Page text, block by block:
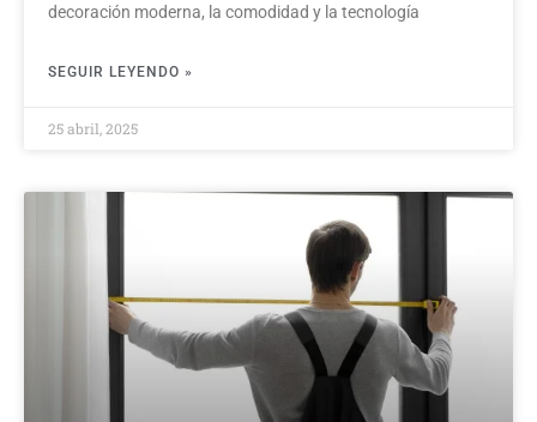
decoración moderna, la comodidad y la tecnología
SEGUIR LEYENDO »
25 abril, 2025